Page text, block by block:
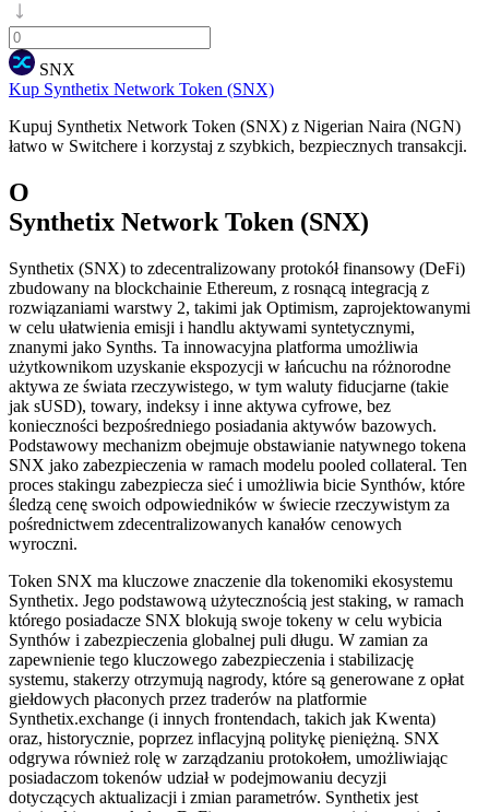
SNX
Kup Synthetix Network Token (SNX)
Kupuj Synthetix Network Token (SNX) z Nigerian Naira (NGN)
łatwo w Switchere i korzystaj z szybkich, bezpiecznych transakcji.
O
Synthetix Network Token (SNX)
Synthetix (SNX) to zdecentralizowany protokół finansowy (DeFi)
zbudowany na blockchainie Ethereum, z rosnącą integracją z
rozwiązaniami warstwy 2, takimi jak Optimism, zaprojektowanymi
w celu ułatwienia emisji i handlu aktywami syntetycznymi,
znanymi jako Synths. Ta innowacyjna platforma umożliwia
użytkownikom uzyskanie ekspozycji w łańcuchu na różnorodne
aktywa ze świata rzeczywistego, w tym waluty fiducjarne (takie
jak sUSD), towary, indeksy i inne aktywa cyfrowe, bez
konieczności bezpośredniego posiadania aktywów bazowych.
Podstawowy mechanizm obejmuje obstawianie natywnego tokena
SNX jako zabezpieczenia w ramach modelu pooled collateral. Ten
proces stakingu zabezpiecza sieć i umożliwia bicie Synthów, które
śledzą cenę swoich odpowiedników w świecie rzeczywistym za
pośrednictwem zdecentralizowanych kanałów cenowych
wyroczni.
Token SNX ma kluczowe znaczenie dla tokenomiki ekosystemu
Synthetix. Jego podstawową użytecznością jest staking, w ramach
którego posiadacze SNX blokują swoje tokeny w celu wybicia
Synthów i zabezpieczenia globalnej puli długu. W zamian za
zapewnienie tego kluczowego zabezpieczenia i stabilizację
systemu, stakerzy otrzymują nagrody, które są generowane z opłat
giełdowych płaconych przez traderów na platformie
Synthetix.exchange (i innych frontendach, takich jak Kwenta)
oraz, historycznie, poprzez inflacyjną politykę pieniężną. SNX
odgrywa również rolę w zarządzaniu protokołem, umożliwiając
posiadaczom tokenów udział w podejmowaniu decyzji
dotyczących aktualizacji i zmian parametrów. Synthetix jest